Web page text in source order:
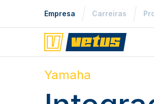
Empresa Carreiras
Yamaha